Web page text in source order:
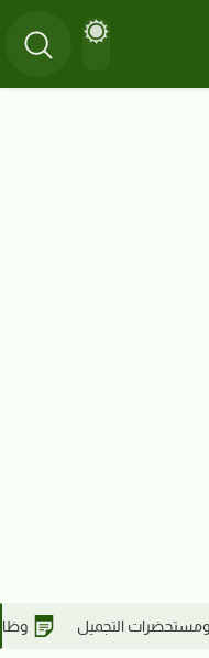
يعلن عن تعيين مشرفين بقسم التشغيل